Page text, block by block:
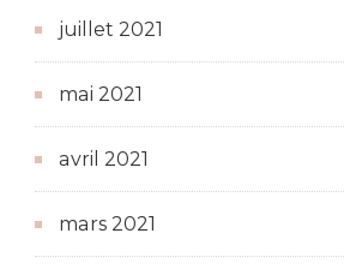
juillet 2021
mai 2021
avril 2021
mars 2021